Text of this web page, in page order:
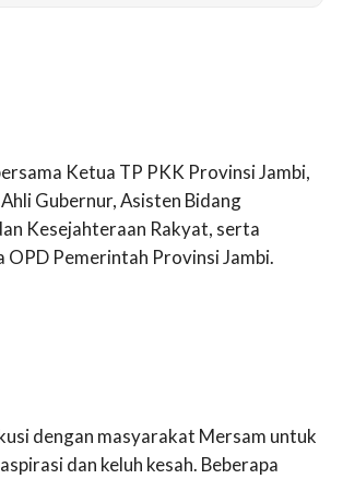
Ketua TP PKK Provinsi Jambi,
Gubernur, Asisten Bidang
Kesejahteraan Rakyat, serta
OPD Pemerintah Provinsi Jambi.
dengan masyarakat Mersam untuk
dan keluh kesah. Beberapa